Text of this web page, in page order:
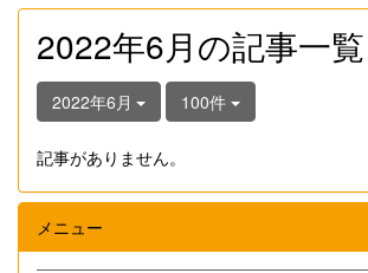
2022年6月の記事一覧
2022年6月 100件
記事がありません。
メニュー